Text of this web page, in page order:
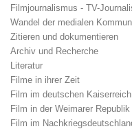
Filmjournalismus - TV-
Wandel der medialen
Zitieren und dokumentieren
Archiv und Recherche
Literatur
Filme in ihrer Zeit
Film im deutschen
Film in der Weimarer
Film im